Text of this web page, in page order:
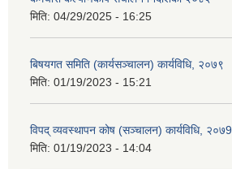
मिति: 04/29/2025 - 16:25
बिषयगत समिति (कार्यसञ्चालन) कार्यविधि, २०७९
मिति: 01/19/2023 - 15:21
विपद् व्यवस्थापन कोष (सञ्चालन) कार्यविधि, २०७9
मिति: 01/19/2023 - 14:04